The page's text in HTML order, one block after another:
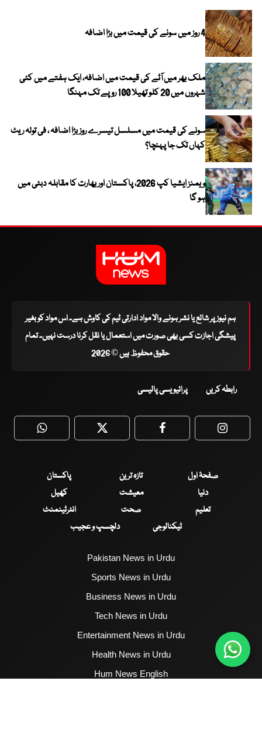
4 روز میں سونے کی قیمت میں بڑا اضافہ
ملک بھر میں آٹے کی قیمت میں اضافہ، ایک ہفتے میں کئی
شہروں میں 20 کلو تھیلا 100 روپے تک مہنگا
سونے کی قیمت میں مسلسل تیسرے روز بڑا اضافہ ، فی تولہ ریٹ
کہاں تک جا پہنچا؟
ویمنز ایشیا کپ 2026، پاکستان اور بھارت کا مقابلہ دبئی میں
ہو گا
ہم نیوز پر شائع یا نشر ہونے والا مواد ادارتی ٹیم کی کاوش ہے۔ اس مواد کو بغیر
پیشگی اجازت کسی بھی صورت میں استعمال یا نقل کرنا درست نہیں۔ تمام
حقوق محفوظ ہیں © 2026
رابطہ کریں پرائیویسی پالیسی
WhatsApp Twitter Facebook
صفحۂ اول تازہ ترین
پاکستان
دنیا
معیشت
کھیل
تعلیم
صحت
انٹرٹینمنٹ
ٹیکنالوجی
دلچسپ و عجیب
Pakistan News in Urdu
Sports News in Urdu
Business News in Urdu
Tech News in Urdu
Entertainment News in Urdu
Health News in Urdu
Hum News English